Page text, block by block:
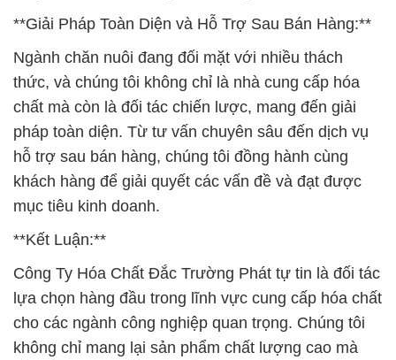
**Giải Pháp Toàn Diện và Hỗ Trợ Sau Bán Hàng:**
Ngành chăn nuôi đang đối mặt với nhiều thách
thức, và chúng tôi không chỉ là nhà cung cấp hóa
chất mà còn là đối tác chiến lược, mang đến giải
pháp toàn diện. Từ tư vấn chuyên sâu đến dịch vụ
hỗ trợ sau bán hàng, chúng tôi đồng hành cùng
khách hàng để giải quyết các vấn đề và đạt được
mục tiêu kinh doanh.
**Kết Luận:**
Công Ty Hóa Chất Đắc Trường Phát tự tin là đối tác
lựa chọn hàng đầu trong lĩnh vực cung cấp hóa chất
cho các ngành công nghiệp quan trọng. Chúng tôi
không chỉ mang lại sản phẩm chất lượng cao mà